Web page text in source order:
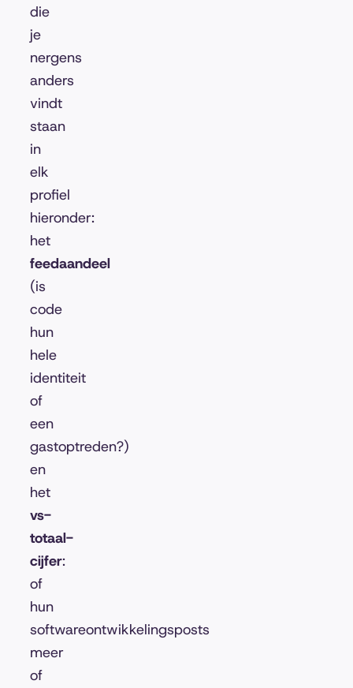
die
je
nergens
anders
vindt
staan
in
elk
profiel
hieronder:
het
feedaandeel
(is
code
hun
hele
identiteit
of
een
gastoptreden?)
en
het
vs-
totaal-
cijfer:
of
hun
softwareontwikkelingsposts
meer
of